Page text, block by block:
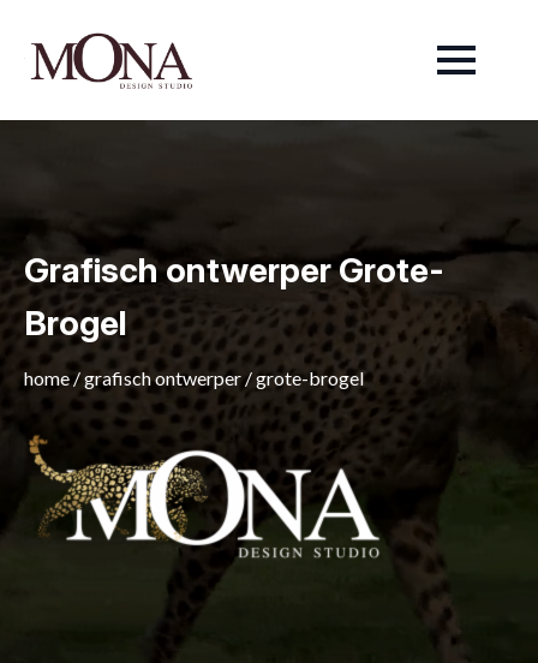
Grafisch ontwerper Grote-
Brogel
home /grafisch ontwerper /grote-brogel